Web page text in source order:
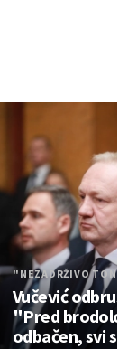
"NEZADRŽIVO TONE
Vučević
"Pred
odbačen, svi